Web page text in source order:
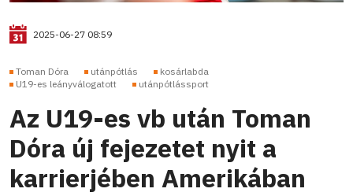
2025-06-27 08:59
Toman Dóra utánpótlás
kosárlabda
U19-es leányválogatott
utánpótlássport
Az U19-es vb után Toman
Dóra új fejezetet nyit a
karrierjében Amerikában